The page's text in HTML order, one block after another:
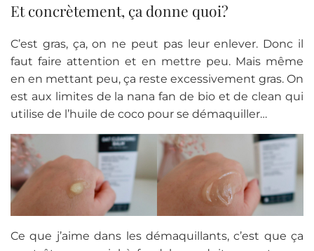
Et concrètement, ça donne quoi?
C’est gras, ça, on ne peut pas leur enlever. Donc il
faut faire attention et en mettre peu. Mais même
en en mettant peu, ça reste excessivement gras. On
est aux limites de la nana fan de bio et de clean qui
utilise de l’huile de coco pour se démaquiller…
Ce que j’aime dans les démaquillants, c’est que ça